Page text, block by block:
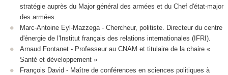
stratégie auprès du Major général des armées et du Chef d'état-major
des armées.
Marc-Antoine Eyl-Mazzega - Chercheur, politiste. Directeur du centre
d'énergie de l'Institut français des relations internationales (IFRI).
Arnaud Fontanet - Professeur au CNAM et titulaire de la chaire «
Santé et développement »
François David - Maître de conférences en sciences politiques à